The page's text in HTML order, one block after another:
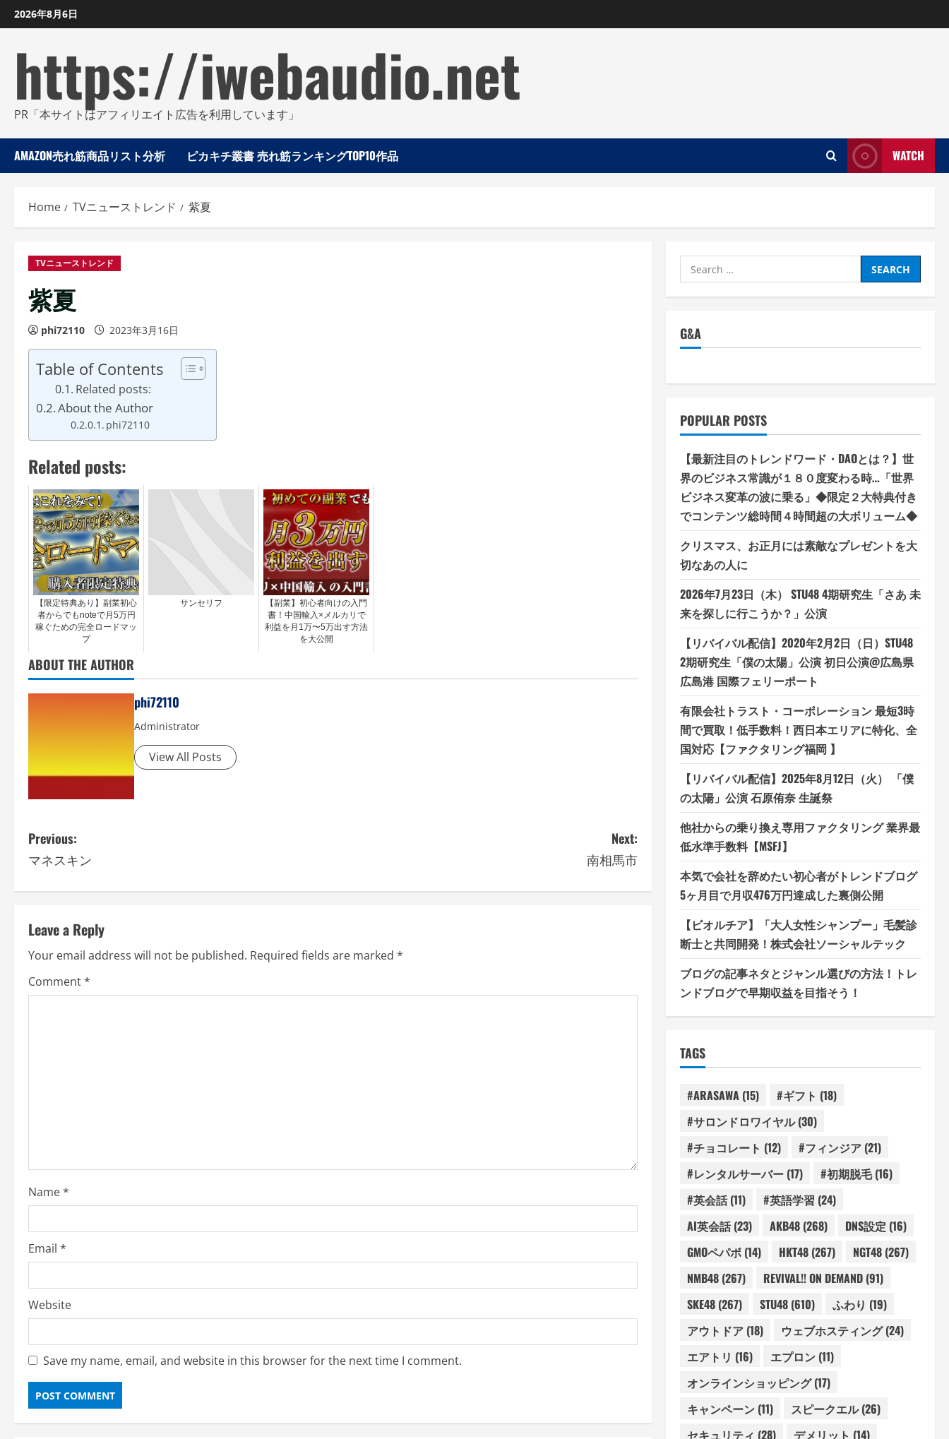
Skip
to
2026年8月6日
https://iwebaudio.net
PR「本サイトはアフィリエイト広告を利用しています」
AMAZON売れ筋商品リスト分析 ピカキチ叢書 売れ筋ランキングTOP10作品 WATCH
Home TVニューストレンド 紫夏
TVニューストレンド
紫夏
phi72110 2023年3月16日
Table of Contents
Related posts:
About the Author
phi72110
Related posts:
【限定特典あり】副業初心
者からでもnoteで月5万円
稼ぐための完全ロードマッ
プ
サンセリフ
【副業】初心者向けの入門
書！中国輸入×メルカリで
利益を月1万〜5万出す方法
を大公開
ABOUT THE AUTHOR
phi72110
Administrator
View All Posts
P
o
s
t
n
a
i
o
n
Previous:
マネスキン
Next:
南相馬市
Leave a Reply
Your email address will not be published. Required fields are marked *
Comment*
Name*
Email *
Website
Save my name, email, and website in this browser for the next time I comment.
Search
for:
G&A
POPULAR POSTS
【最新注目のトレンドワード・DAOとは？】世
界のビジネス常識が１８０度変わる時…「世界
ビジネス変革の波に乗る」◆限定２大特典付き
でコンテンツ総時間４時間超の大ボリューム◆
クリスマス、お正月には素敵なプレゼントを大
切なあの人に
2026年7月23日（木） STU48 4期研究生「さあ 未
来を探しに行こうか？」公演
【リバイバル配信】2020年2月2日（日）STU48
2期研究生「僕の太陽」公演 初日公演@広島県
広島港 国際フェリーポート
有限会社トラスト・コーポレーション 最短3時
間で買取！低手数料！西日本エリアに特化、全
国対応【ファクタリング福岡 】
【リバイバル配信】2025年8月12日（火） 「僕
の太陽」公演 石原侑奈 生誕祭
他社からの乗り換え専用ファクタリング 業界最
低水準手数料【MSFJ】
本気で会社を辞めたい初心者がトレンドブログ
5ヶ月目で月収476万円達成した裏側公開
【ビオルチア】「大人女性シャンプー」毛髪診
断士と共同開発！株式会社ソーシャルテック
ブログの記事ネタとジャンル選びの方法！トレ
ンドブログで早期収益を目指そう！
TAGS
#ARASAWA(15) #ギフト (18)
#サロンドロワイヤル(30)
#チョコレート (12) #フィンジア(21)
#レンタルサーバー(17) #初期脱毛(16)
#英会話(11) #英語学習 (24)
AI英会話(23) AKB48(268) DNS設定 (16)
GMOペパボ(14) HKT48(267) NGT48(267)
NMB48(267) REVIVAL!! ON DEMAND(91)
SKE48(267) STU48(610) ふわり (19)
アウトドア(18) ウェブホスティング(24)
エアトリ (16) エプロン(11)
オンラインショッピング(17)
キャンペーン(11) スピークエル(26)
セキュリティ (28) デメリット (14)